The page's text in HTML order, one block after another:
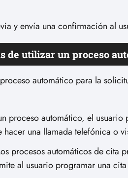
y envía una confirmación al
de utilizar un proceso
automático para la
proceso automático, el
hacer una llamada telefónica o
procesos automáticos de cita
al usuario programar una